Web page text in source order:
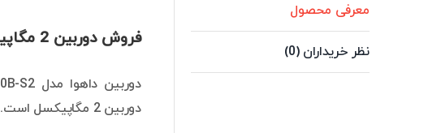
معرفی محصول
نظر خریداران (0)
فروش دوربین 2 مگاپیکسل داهوا مدل DH-HAC-HUM3201BP-0280B-S2
دوربین 2 مگاپیکسل است.